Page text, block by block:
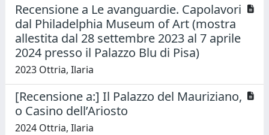
Recensione a Le avanguardie. Capolavori
dal Philadelphia Museum of Art (mostra
allestita dal 28 settembre 2023 al 7 aprile
2024 presso il Palazzo Blu di Pisa)
2023 Ottria, Ilaria
[Recensione a:] Il Palazzo del Mauriziano,
o Casino dell’Ariosto
2024 Ottria, Ilaria